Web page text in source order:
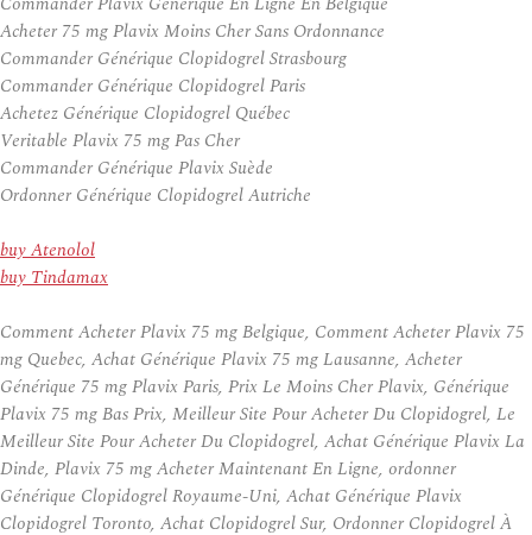
Acheter 75 mg Plavix Moins Cher Sans Ordonnance
Commander Générique Clopidogrel Strasbourg
Commander Générique Clopidogrel Paris
Achetez Générique Clopidogrel Québec
Veritable Plavix 75 mg Pas Cher
Commander Générique Plavix Suède
Ordonner Générique Clopidogrel Autriche
buy Atenolol
buy Tindamax
Comment Acheter Plavix 75 mg Belgique, Comment Acheter Plavix 75
mg Quebec, Achat Générique Plavix 75 mg Lausanne, Acheter
Générique 75 mg Plavix Paris, Prix Le Moins Cher Plavix, Générique
Plavix 75 mg Bas Prix, Meilleur Site Pour Acheter Du Clopidogrel, Le
Meilleur Site Pour Acheter Du Clopidogrel, Achat Générique Plavix La
Dinde, Plavix 75 mg Acheter Maintenant En Ligne, ordonner
Générique Clopidogrel Royaume-Uni, Achat Générique Plavix
Clopidogrel Toronto, Achat Clopidogrel Sur, Ordonner Clopidogrel À